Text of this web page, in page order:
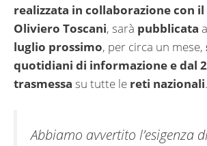
realizzata in collaborazione con
Oliviero Toscani, sarà pubblicata
luglio prossimo, per circa un mese,
quotidiani di informazione e dal
trasmessa su tutte le reti nazionali.
Abbiamo avvertito l’esigenza